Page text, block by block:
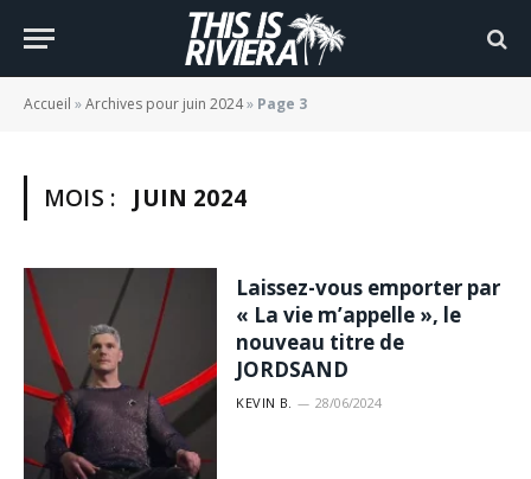
Accueil »Archives pour juin 2024» Page 3
MOIS : JUIN 2024
Laissez-vous emporter par
« La vie m’appelle », le
nouveau titre de
JORDSAND
KEVIN B. 28/06/2024